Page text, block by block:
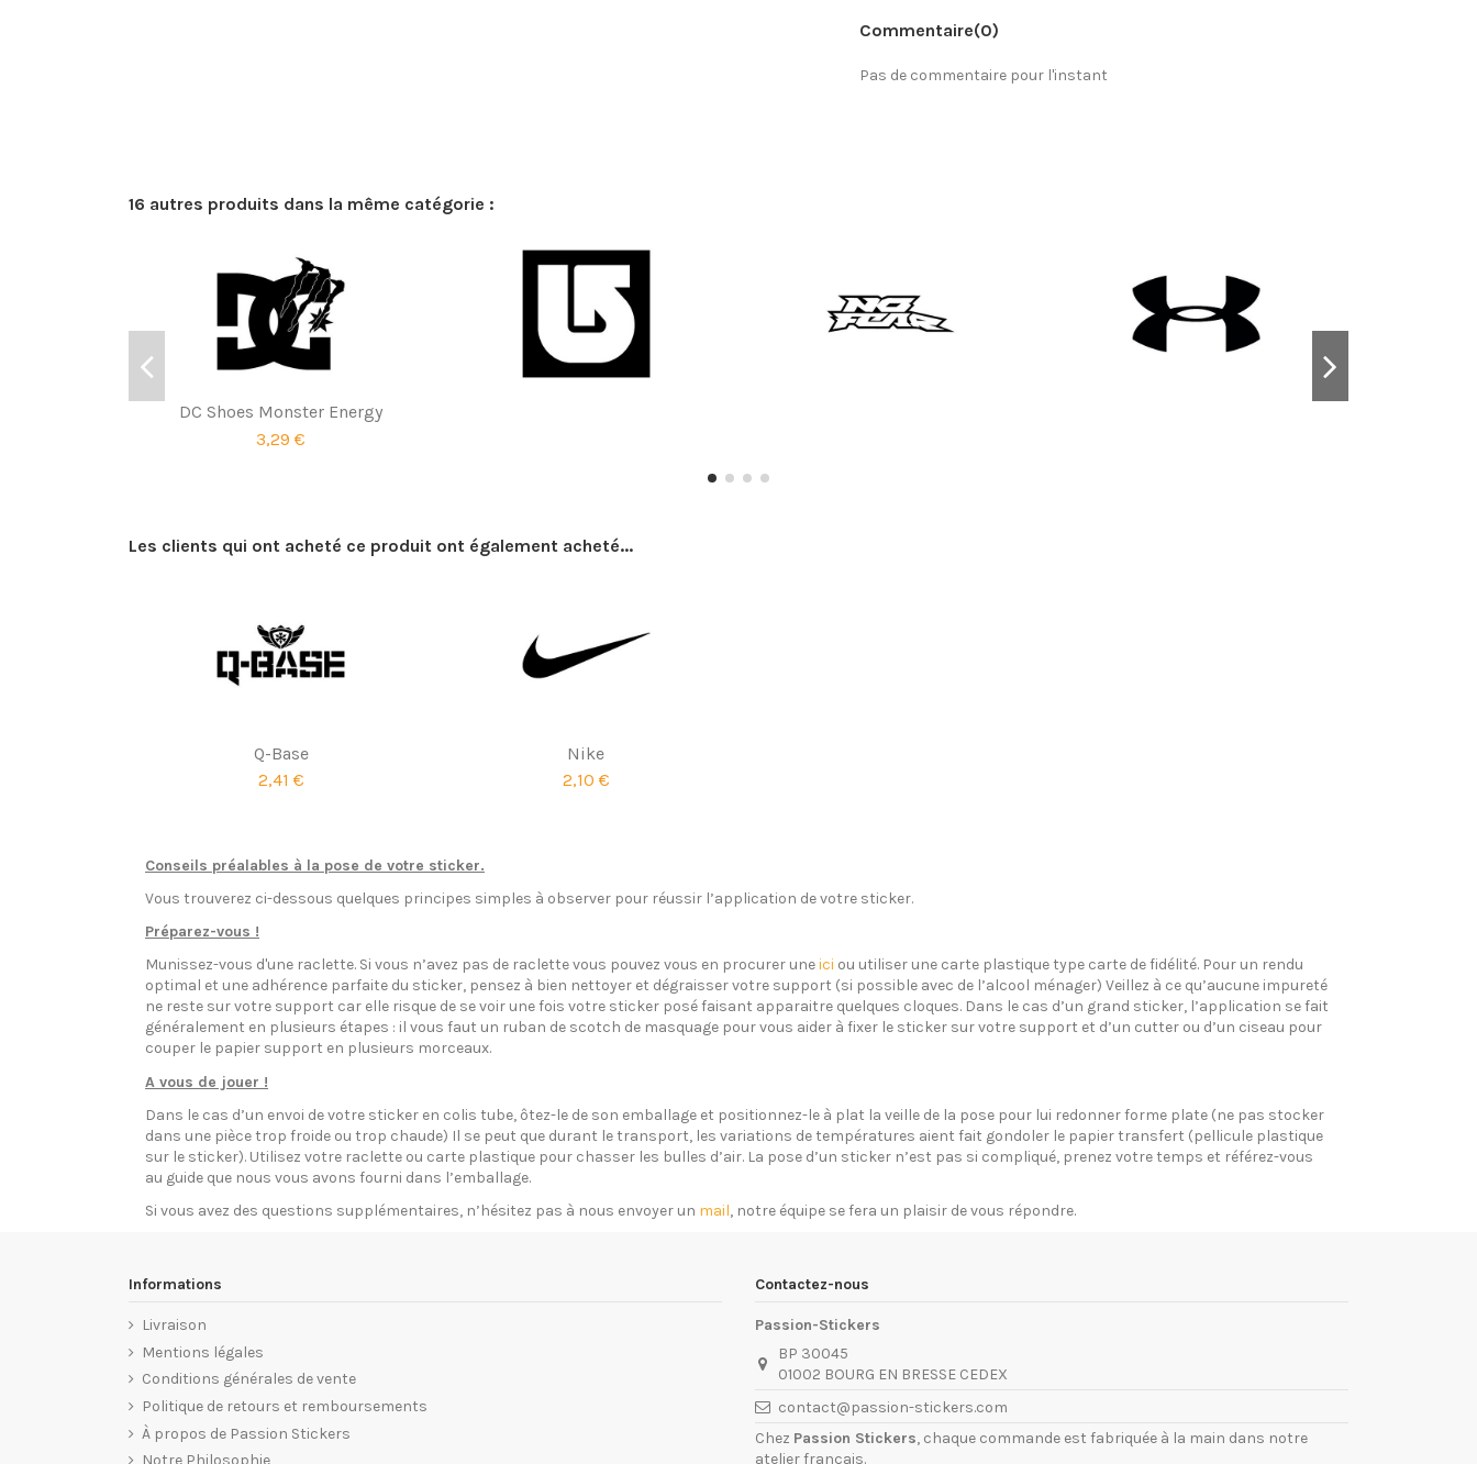
Commentaire(0)
Pas de commentaire pour l'instant
16 autres produits dans la même catégorie :
DC Shoes Monster Energy
3,29 €
Les clients qui ont acheté ce produit ont également acheté...
Q-Base
2,41 €
Nike
2,10 €
Conseils préalables à la pose de votre sticker.
Vous trouverez ci-dessous quelques principes simples à observer pour réussir l’application de votre sticker.
Préparez-vous !
Munissez-vous d'une raclette. Si vous n’avez pas de raclette vous pouvez vous en procurer uneici ou utiliser une carte plastique type carte de fidélité. Pour un rendu
optimal et une adhérence parfaite du sticker, pensez à bien nettoyer et dégraisser votre support (si possible avec de l’alcool ménager) Veillez à ce qu’aucune impureté
ne reste sur votre support car elle risque de se voir une fois votre sticker posé faisant apparaitre quelques cloques. Dans le cas d’un grand sticker, l’application se fait
généralement en plusieurs étapes : il vous faut un ruban de scotch de masquage pour vous aider à fixer le sticker sur votre support et d’un cutter ou d’un ciseau pour
couper le papier support en plusieurs morceaux.
A vous de jouer !
Dans le cas d’un envoi de votre sticker en colis tube, ôtez-le de son emballage et positionnez-le à plat la veille de la pose pour lui redonner forme plate (ne pas stocker
dans une pièce trop froide ou trop chaude) Il se peut que durant le transport, les variations de températures aient fait gondoler le papier transfert (pellicule plastique
sur le sticker). Utilisez votre raclette ou carte plastique pour chasser les bulles d’air. La pose d’un sticker n’est pas si compliqué, prenez votre temps et référez-vous
au guide que nous vous avons fourni dans l’emballage.
Si vous avez des questions supplémentaires, n’hésitez pas à nous envoyer un mail, notre équipe se fera un plaisir de vous répondre.
Informations
Livraison
Mentions légales
Conditions générales de vente
Politique de retours et remboursements
À propos de Passion Stickers
Contactez-nous
Passion-Stickers
BP 30045
01002 BOURG EN BRESSE CEDEX
contact@passion-stickers.com
Chez Passion Stickers, chaque commande est fabriquée à la main dans notre
atelier français.